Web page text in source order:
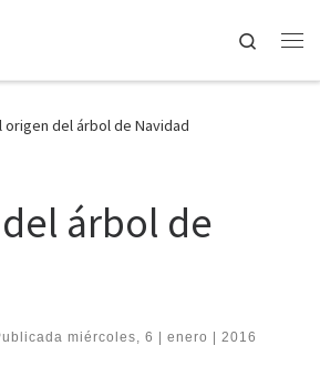
Search
origen del árbol de Navidad
árbol de
miércoles, 6 | enero | 2016